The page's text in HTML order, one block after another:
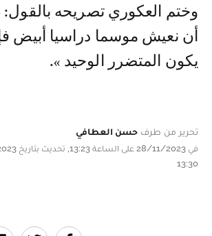
وختم العكوري تصريحه بالقول:
أن نعيش موسما دراسيا أبيض
يكون المتضرر الوحيد ».
تحرير من طرف حسن العطافي
13:30